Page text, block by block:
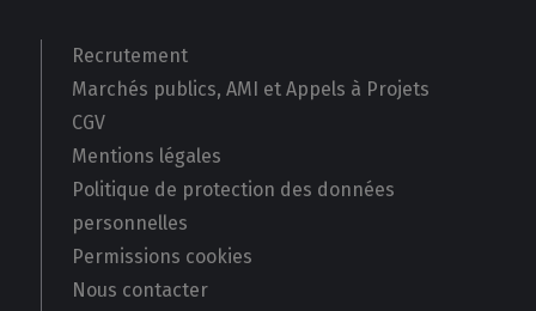
Recrutement
Marchés publics, AMI et Appels à Projets
CGV
Mentions légales
Politique de protection des données
personnelles
Permissions cookies
Nous contacter